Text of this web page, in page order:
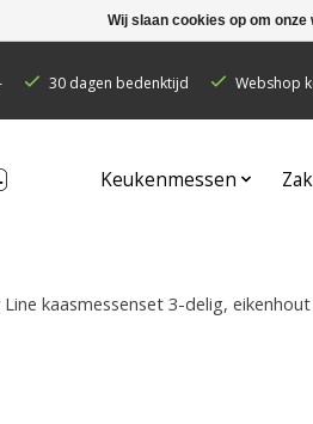
30 dagen bedenktijd Webshop
Keukenmessen
kaasmessenset 3-delig, eikenhout
Wij slaan cookies op om